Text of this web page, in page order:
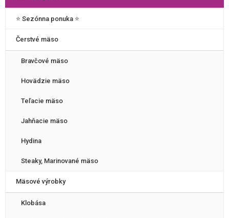
⭐️ Sezónna ponuka ⭐️
Čerstvé mäso
Bravčové mäso
Hovädzie mäso
Teľacie mäso
Jahňacie mäso
Hydina
Steaky, Marinované mäso
Mäsové výrobky
Klobása